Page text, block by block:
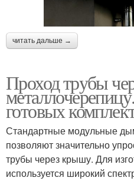
читать дальше →
Проход трубы
готовых
Стандартные модульные
позволяют значительно
трубы через крышу. Для
используется широкий